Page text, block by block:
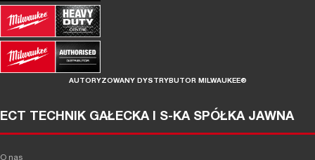
AUTORYZOWANY DYSTRYBUTOR MILWAUKEE®
ECT TECHNIK GAŁECKA I S-KA SPÓŁKA JAWNA